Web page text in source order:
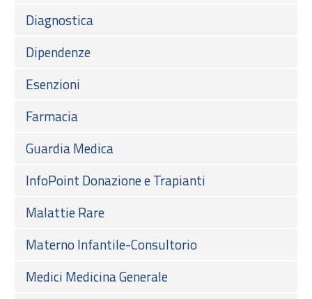
Diagnostica
Dipendenze
Esenzioni
Farmacia
Guardia Medica
InfoPoint Donazione e Trapianti
Malattie Rare
Materno Infantile-Consultorio
Medici Medicina Generale